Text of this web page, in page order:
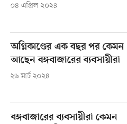
০৪ এপ্রিল ২০২৪
অগ্নিকাণ্ডের এক বছর পর কেমন
আছেন বঙ্গবাজারের ব্যবসায়ীরা
২৬ মার্চ ২০২৪
বঙ্গবাজারের ব্যবসায়ীরা কেমন